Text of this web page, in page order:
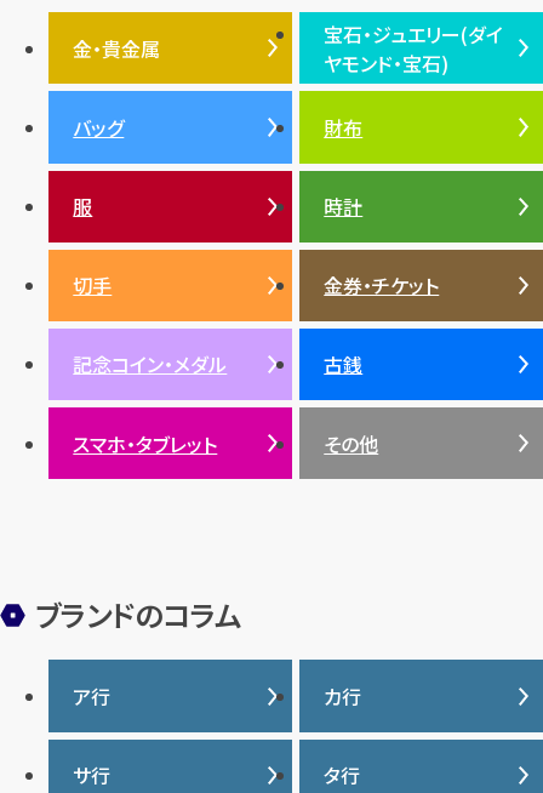
エルメス ダイヤモンド ルイ・ヴィトン 豆知識 カルティエ
投資 金地金 金価格・相場 グッチ 買取 プラダ
ティファニー
金貨 ブルガリ
バッグ
アメジスト
バレンシアガ
ルビー 陶磁器・ガラス ブレゲ SDGs
金・貴金属
金・貴金属TOP
プラチナ
銀・シルバー
宝石・ジュエリー(ダイ
ヤモンド・宝石)
宝石・ジュエリー(ダイヤモ
ンド・宝石)TOP
ダイヤモンド
エメラルド
ルビー
サファイア
パール
サンゴ
ヒスイ
バッグ 財布
服 時計
切手 金券・チケット
記念コイン・メダル 古銭
スマホ・タブレット その他
ブランドのコラム
ア行
IWC
カ行
カナダグース
サ行 タ行